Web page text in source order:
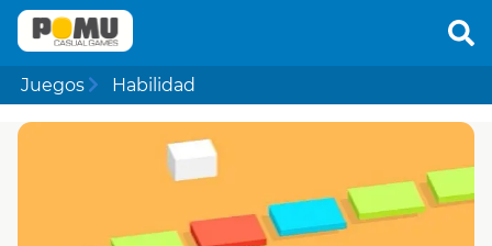
Juegos Habilidad